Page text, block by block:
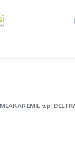
MLAKAR EMIL s.p.